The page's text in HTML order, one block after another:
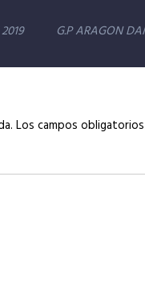
G.P ARAGON
Los campos